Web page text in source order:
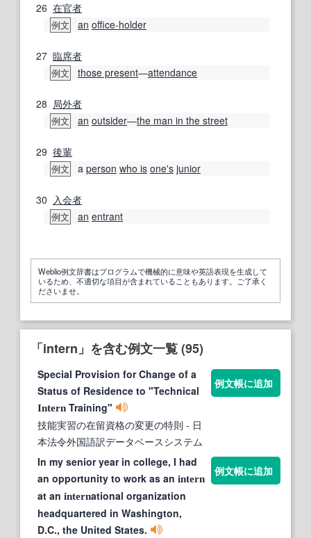
26 在官者
例文 an office-holder
27 臨席者
例文 those present―attendance
28 局外者
例文 an outsider―the man in the street
29 後輩
例文 a person who is one's junior
30 入会者
例文 an entrant
Weblio例文辞書はプログラムで機械的に意味や英語表現を生成して
いるため、不適切な項目が含まれていることもあります。ご了承く
ださいませ。
「intern」を含む例文一覧 (95)
Special Provision for Change of a
Status of Residence to "Technical
Intern Training"
技能実習の在留資格の変更の特則 - 日
本法令外国語訳データベースシステム
例文帳に追加
In my senior year in college, I had
an opportunity to work as an intern
at an international organization
headquartered in Washington,
D.C., the United States.
例文帳に追加